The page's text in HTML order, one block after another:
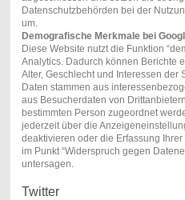
Datenschutzbehörden bei der
um.
Demografische Merkmale bei
Diese Website nutzt die Funktion
Analytics. Dadurch können Berichte
Alter, Geschlecht und Interessen der
Daten stammen aus
aus Besucherdaten von
bestimmten Person zugeordnet
jederzeit über die
deaktivieren oder die Erfassung
im Punkt “Widerspruch gegen
untersagen.
Twitter